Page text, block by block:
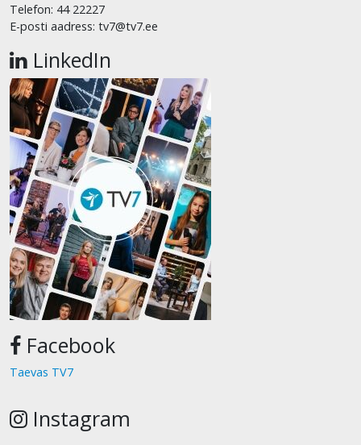
Telefon: 44 22227
E-posti aadress: tv7@tv7.ee
LinkedIn
Facebook
Taevas TV7
Instagram